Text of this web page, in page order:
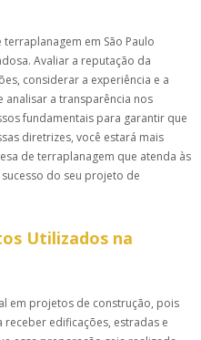
em São Paulo
Avaliar a reputação da
considerar a experiência e a
a transparência nos
fundamentais para garantir que
diretrizes, você estará mais
de terraplanagem que atenda às
do seu projeto de
Utilizados na
em projetos de construção, pois
edificações, estradas e